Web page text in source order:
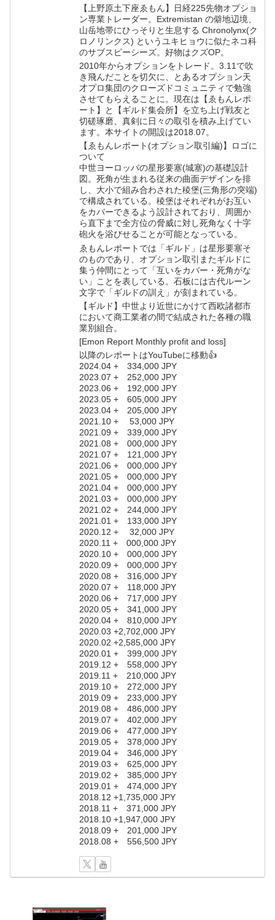
【上野原土下座ゑもん】日経225先物オプショ
ン専業トレーダー。Extremistan の僻地辺境、
山岳地帯にひっそりと生息する Chronolynx(ク
ロノリンクス) というユキヒョウに似たネコ科
のサブスピーシーズ。好物はクズOP。
2010年からオプションをトレード。3.11で吹
き飛んだことを切欠に、とあるオプション天
才プロ集団のクローズドコミュニティで勉強
させてもらえることに。現在は【ゑもんレポ
ート】と【ギルド集会所】を立ち上げ戦友と
切磋琢磨、真剣に日々の取引を積み上げてい
ます。本サイトの開設は2018.07。
【ゑもんレポート(オプション取引編)】ロゴに
ついて
中世ヨーロッパの星形要塞(城塞)の基礎設計
図。死角が生まれる従来の曲面デザインを排
し、大小で組み合わされた稜堡(三角形の突端)
で構成されている。稜堡はそれぞれがお互い
をカバーできるよう設計されており、周囲か
ら直下まで全方位の脅威に対し死角なく十字
砲火を浴びせることが可能となっている。
ゑもんレポートでは「ギルド」は星形要塞そ
のものであり、オプション取引またギルドに
集う仲間にとって「互いをカバー・死角がな
い」ことを表している。石板には古代ルーン
文字で「ギルドの訓え」が刻まれている。
【ギルド】中世より近世にかけて西欧諸都市
において商工業者の間で結成された各種の職
業別組合。
[Emon Report Monthly profit and loss]
以降のレポートはYouTubeに移動👍
2024.04 + 334,000 JPY
2023.07 + 252,000 JPY
2023.06 + 192,000 JPY
2023.05 + 605,000 JPY
2023.04 + 205,000 JPY
2021.10 + 53,000 JPY
2021.09 + 339,000 JPY
2021.08 + 000,000 JPY
2021.07 + 121,000 JPY
2021.06 + 000,000 JPY
2021.05 + 000,000 JPY
2021.04 + 000,000 JPY
2021.03 + 000,000 JPY
2021.02 + 244,000 JPY
2021.01 + 133,000 JPY
2020.12 + 32,000 JPY
2020.11 + 000,000 JPY
2020.10 + 000,000 JPY
2020.09 + 000,000 JPY
2020.08 + 316,000 JPY
2020.07 + 118,000 JPY
2020.06 + 717,000 JPY
2020.05 + 341,000 JPY
2020.04 + 810,000 JPY
2020.03 +2,702,000 JPY
2020.02 +2,585,000 JPY
2020.01 + 399,000 JPY
2019.12 + 558,000 JPY
2019.11 + 210,000 JPY
2019.10 + 272,000 JPY
2019.09 + 233,000 JPY
2019.08 + 486,000 JPY
2019.07 + 402,000 JPY
2019.06 + 477,000 JPY
2019.05 + 378,000 JPY
2019.04 + 346,000 JPY
2019.03 + 625,000 JPY
2019.02 + 385,000 JPY
2019.01 + 474,000 JPY
2018.12 +1,735,000 JPY
2018.11 + 371,000 JPY
2018.10 +1,947,000 JPY
2018.09 + 201,000 JPY
2018.08 + 556,500 JPY